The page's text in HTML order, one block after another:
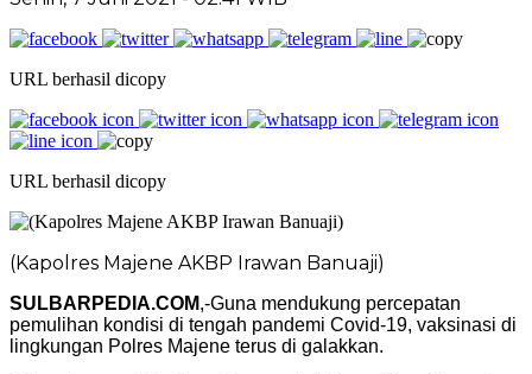
URL berhasil dicopy
URL berhasil dicopy
(Kapolres Majene AKBP Irawan Banuaji)
SULBARPEDIA.COM,-Guna mendukung percepatan
pemulihan kondisi di tengah pandemi Covid-19, vaksinasi di
lingkungan Polres Majene terus di galakkan.